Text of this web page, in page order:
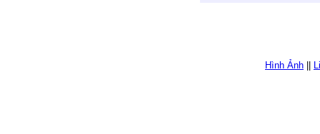
Hình Ảnh